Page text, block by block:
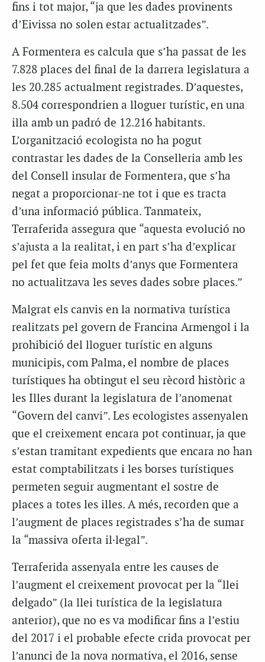
fins i tot major, “ja que les dades provinents
d’Eivissa no solen estar actualitzades”.
A Formentera es calcula que s’ha passat de les
7.828 places del final de la darrera legislatura a
les 20.285 actualment registrades. D’aquestes,
8.504 correspondrien a lloguer turístic, en una
illa amb un padró de 12.216 habitants.
L’organització ecologista no ha pogut
contrastar les dades de la Conselleria amb les
del Consell insular de Formentera, que s’ha
negat a proporcionar-ne tot i que es tracta
d’una informació pública. Tanmateix,
Terraferida assegura que “aquesta evolució no
s’ajusta a la realitat, i en part s’ha d’explicar
pel fet que feia molts d’anys que Formentera
no actualitzava les seves dades sobre places.”
Malgrat els canvis en la normativa turística
realitzats pel govern de Francina Armengol i la
prohibició del lloguer turístic en alguns
municipis, com Palma, el nombre de places
turístiques ha obtingut el seu rècord històric a
les Illes durant la legislatura de l’anomenat
“Govern del canvi”. Les ecologistes assenyalen
que el creixement encara pot continuar, ja que
s’estan tramitant expedients que encara no han
estat comptabilitzats i les borses turístiques
permeten seguir augmentant el sostre de
places a totes les illes. A més, recorden que a
l’augment de places registrades s’ha de sumar
la “massiva oferta il·legal”.
Terraferida assenyala entre les causes de
l’augment el creixement provocat per la “llei
delgado” (la llei turística de la legislatura
anterior), que no es va modificar fins a l’estiu
del 2017 i el probable efecte crida provocat per
l’anunci de la nova normativa, el 2016, sense